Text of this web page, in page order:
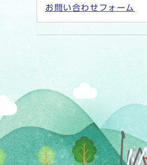
お問い合わせフォーム